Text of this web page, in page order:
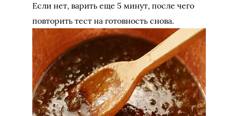
Если нет, варить еще 5 минут, после чего
повторить тест на готовность снова.